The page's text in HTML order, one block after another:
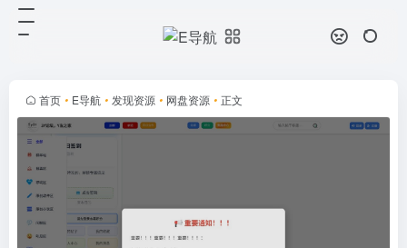
首页 • E导航 • 发现资源 • 网盘资源 • 正文